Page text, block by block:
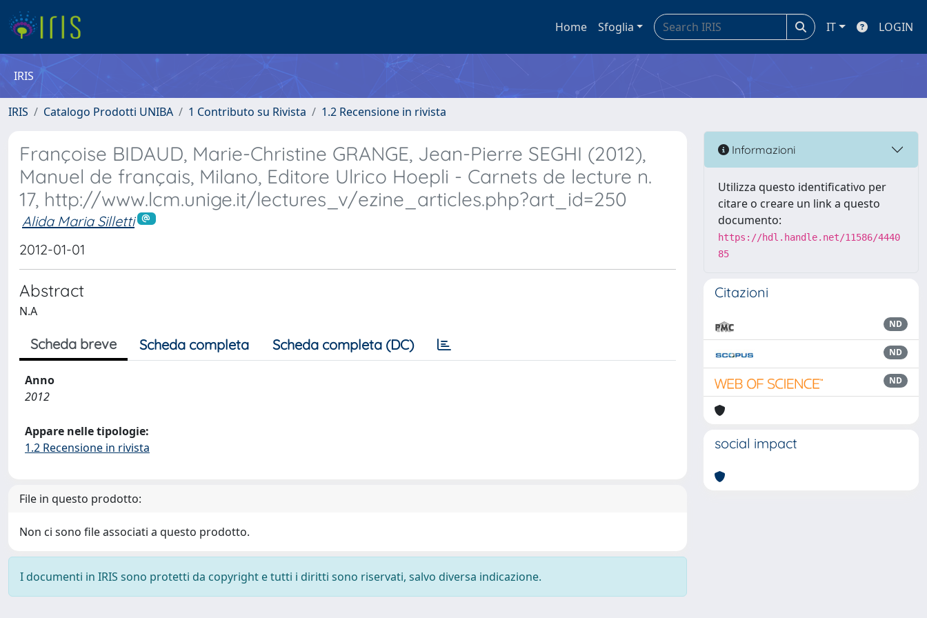
Home Sfoglia IT LOGIN
IRIS
IRIS Catalogo Prodotti UNIBA 1 Contributo su Rivista 1.2 Recensione in rivista
Françoise BIDAUD, Marie-Christine GRANGE, Jean-Pierre SEGHI (2012),
Manuel de français, Milano, Editore Ulrico Hoepli - Carnets de lecture n.
17, http://www.lcm.unige.it/lectures_v/ezine_articles.php?art_id=250
Alida Maria Silletti
2012-01-01
Abstract
N.A
Scheda breve Scheda completa Scheda completa (DC)
Anno
2012
Appare nelle tipologie:
1.2 Recensione in rivista
File in questo prodotto:
Non ci sono file associati a questo prodotto.
I documenti in IRIS sono protetti da copyright e tutti i diritti sono riservati, salvo diversa indicazione.
Informazioni
Utilizza questo identificativo per
citare o creare un link a questo
documento:
https://hdl.handle.net/11586/4440
85
Citazioni
ND
ND
ND
social impact